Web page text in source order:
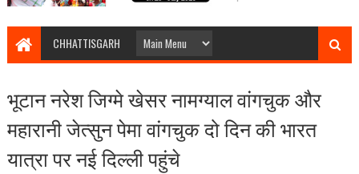
CHHATTISGARH
भूटान नरेश जिग्मे खेसर नामग्याल वांगचुक और
महारानी जेत्सुन पेमा वांगचुक दो दिन की भारत
यात्रा पर नई दिल्ली पहुंचे